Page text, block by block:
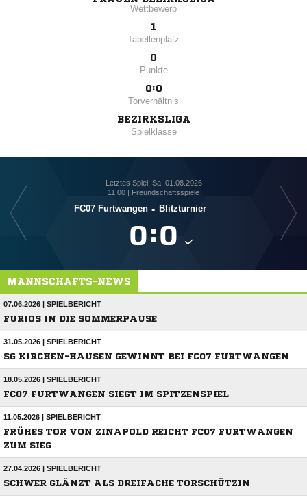
Wettbewerb
1
Tabellenplatz
0
Punkte
0:0
Torverhältnis
BEZIRKSLIGA
Spielklasse
Letztes Spiel: Sa, 01.08.2026
11:00 | Freundschaftsspiele
FC07 Furtwangen - Blitzturnier
:
MANNSCHAFTS-NEWS
07.06.2026 | SPIELBERICHT
FURIOS IN DIE SOMMERPAUSE
31.05.2026 | SPIELBERICHT
SG KIRCHEN-HAUSEN GEWINNT BEI FC07 FURTWANGEN
18.05.2026 | SPIELBERICHT
FC07 FURTWANGEN SIEGT IM SPITZENSPIEL
11.05.2026 | SPIELBERICHT
FRÜHES TOR VON ZINAPOLD REICHT FC07 FURTWANGEN
ZUM SIEG
27.04.2026 | SPIELBERICHT
SCHWER GLÄNZT ALS DREIFACHE TORSCHÜTZIN